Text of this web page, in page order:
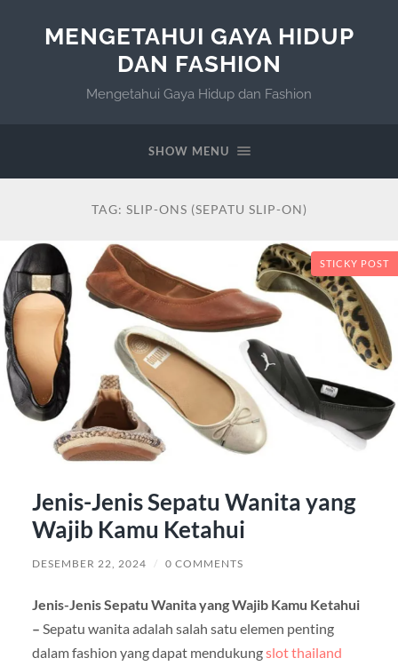
MENGETAHUI GAYA HIDUP
DAN FASHION
Mengetahui Gaya Hidup dan Fashion
SHOW MENU
TAG: SLIP-ONS (SEPATU SLIP-ON)
STICKY POST
Jenis-Jenis Sepatu Wanita yang
Wajib Kamu Ketahui
DESEMBER 22, 2024 / 0 COMMENTS
Jenis-Jenis Sepatu Wanita yang Wajib Kamu Ketahui
– Sepatu wanita adalah salah satu elemen penting
dalam fashion yang dapat mendukungslot thailand